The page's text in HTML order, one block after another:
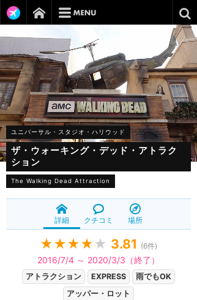
ユニバーサル・スタジオ・ハリウッド
ザ・ウォーキング・デッド・アトラク
ション
The Walking Dead Attraction
詳細 クチコミ 場所
★★★★ ★ 3.81 (6件)
2016/7/4 ～ 2020/3/3（終了）
アトラクション EXPRESS
雨でもOK
アッパー・ロット